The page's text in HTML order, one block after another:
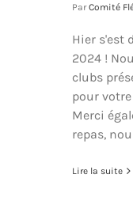
ParComité
Hier s'est
2024 !
clubs
pour
Merci
repas,
Lire la suite